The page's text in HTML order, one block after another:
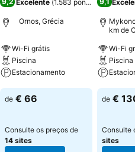
atividades de natação, mergulho
ou de bicicleta.
Excelente (1.583 pontuações)
Ornos, Grécia
Wi-Fi grátis
Piscina
Estacionamento
Ver preços
de € 66
Consulte os preços de
14 sites
km de
Wi-Fi
Piscina
Ver
de €
Consulte
sites